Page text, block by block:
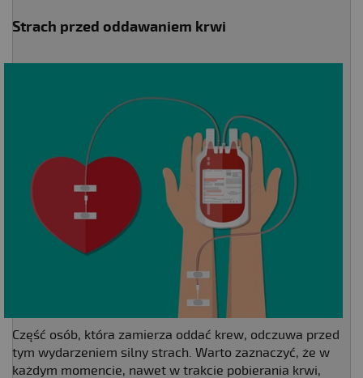
Strach przed oddawaniem krwi
Część osób, która zamierza oddać krew, odczuwa przed
tym wydarzeniem silny strach. Warto zaznaczyć, że w
każdym momencie, nawet w trakcie pobierania krwi,